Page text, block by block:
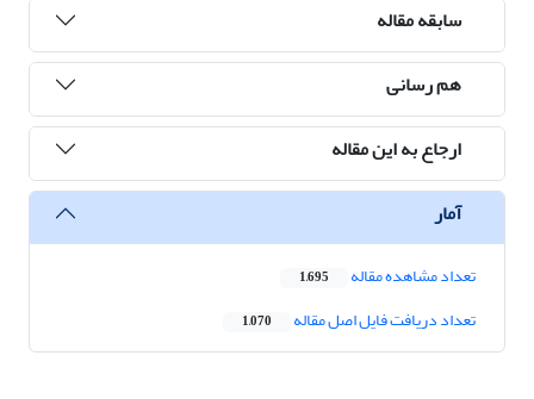
سابقه مقاله
هم رسانی
ارجاع به این مقاله
آمار
تعداد مشاهده مقاله 1,695
تعداد دریافت فایل اصل مقاله 1,070